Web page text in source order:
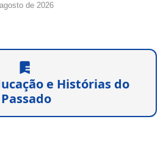
de 2026
e Histórias do
Passado